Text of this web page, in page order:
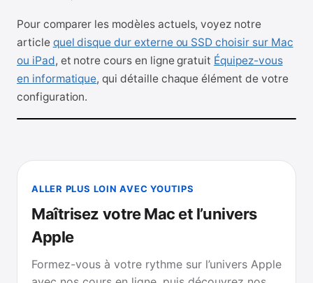
Pour comparer les modèles actuels, voyez notre
article quel disque dur externe ou SSD choisir sur Mac
ou iPad, et notre cours en ligne gratuit Équipez-vous
en informatique, qui détaille chaque élément de votre
configuration.
ALLER PLUS LOIN AVEC YOUTIPS
Maîtrisez votre Mac et l’univers
Apple
Formez-vous à votre rythme sur l’univers Apple